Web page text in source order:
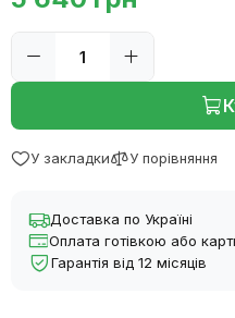
У закладки У порівняння
Доставка по Україні
Оплата готівкою або
Гарантія від 12 місяців